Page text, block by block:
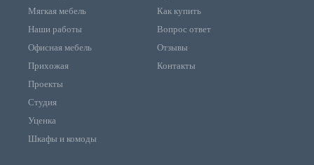
Мягкая мебель
Наши работы
Офисная мебель
Прихожая
Проекты
Студия
Уценка
Шкафы и комоды
Как купить
Вопрос ответ
Отзывы
Контакты